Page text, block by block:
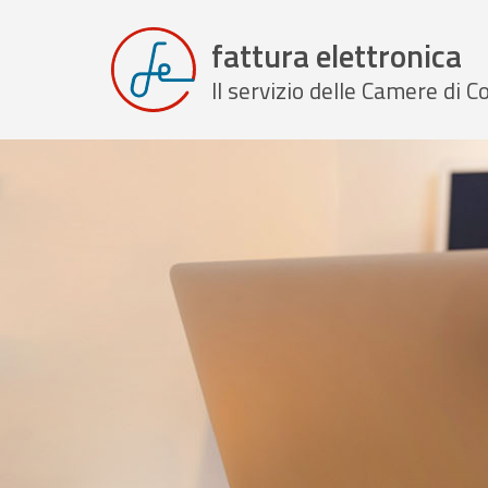
fattura elettronica
Il servizio delle Camere di